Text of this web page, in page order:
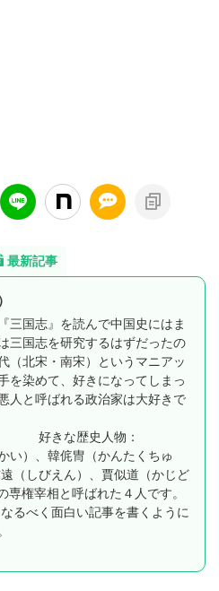
最新記事
三国志』を読んで中国史にはま
三国志を研究するはずだったの
（北宋・南宋）というマニアッ
を染めて、好きになってしまっ
人と呼ばれる政治家は大好きで
歴史人物：
い）、韓侂冑（かんたくちゅ
（しびえん）、賈似道（かじど
宋の専権宰相と呼ばれた４人です。